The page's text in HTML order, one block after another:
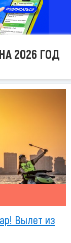
2026 ГОД
Вылет из